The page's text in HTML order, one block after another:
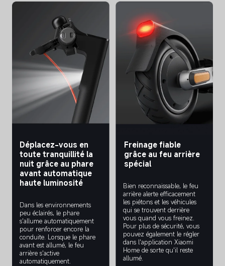
Déplacez-vous en
toute tranquillité la
nuit grâce au phare
avant automatique
haute luminosité
Dans les environnements
peu éclairés, le phare
s'allume automatiquement
pour renforcer encore la
conduite. Lorsque le phare
avant est allumé, le feu
arrière s'active
automatiquement.
Freinage fiable
grâce au feu arrière
spécial
Bien reconnaissable, le feu
arrière alerte efficacement
les piétons et les véhicules
qui se trouvent derrière
vous quand vous freinez.
Pour plus de sécurité, vous
pouvez également le régler
dans l'application Xiaomi
Home de sorte qu'il reste
allumé.